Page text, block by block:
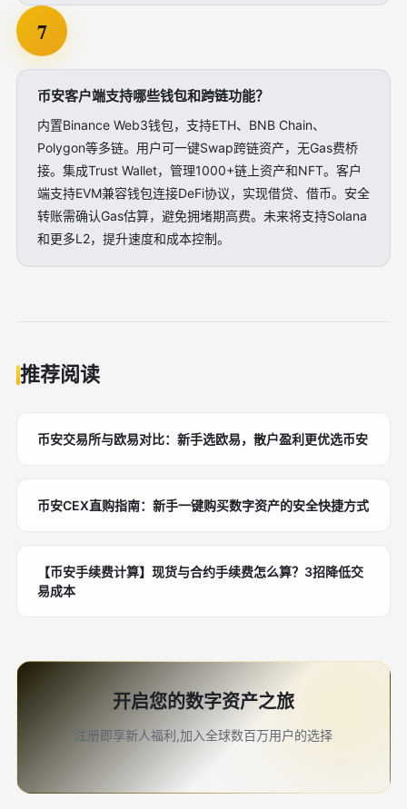
7
币安客户端支持哪些钱包和跨链功能？
内置Binance Web3钱包，支持ETH、BNB Chain、
Polygon等多链。用户可一键Swap跨链资产，无Gas费桥
接。集成Trust Wallet，管理1000+链上资产和NFT。客户
端支持EVM兼容钱包连接DeFi协议，实现借贷、借币。安全
转账需确认Gas估算，避免拥堵期高费。未来将支持Solana
和更多L2，提升速度和成本控制。
推荐阅读
币安交易所与欧易对比：新手选欧易，散户盈利更优选币安
币安CEX直购指南：新手一键购买数字资产的安全快捷方式
【币安手续费计算】现货与合约手续费怎么算？3招降低交
易成本
开启您的数字资产之旅
注册即享新人福利,加入全球数百万用户的选择